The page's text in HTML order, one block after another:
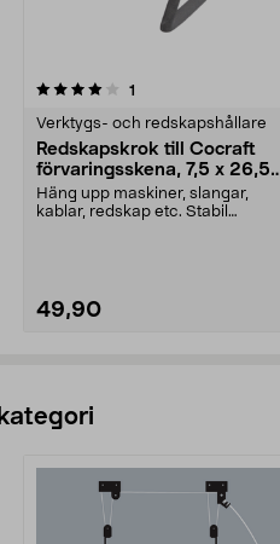
1
Verktygs- och redskapshållare
Redskapskrok till Cocraft
förvaringsskena, 7,5 x 26,5
cm
Häng upp maskiner, slangar,
kablar, redskap etc. Stabil
49,90
0.0 av 5 stjärnor